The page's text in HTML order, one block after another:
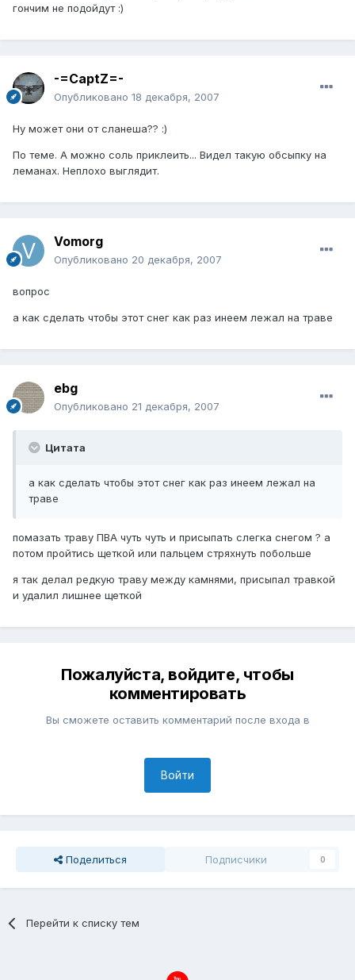
гончим не подойдут :)
-=CaptZ=-
Опубликовано 18 декабря, 2007
Ну может они от сланеша?? :)
По теме. А можно соль приклеить... Видел такую обсыпку на
леманах. Неплохо выглядит.
Vomorg
Опубликовано 20 декабря, 2007
вопрос
а как сделать чтобы этот снег как раз инеем лежал на траве
ebg
Опубликовано 21 декабря, 2007
Цитата
а как сделать чтобы этот снег как раз инеем лежал на
траве
помазать траву ПВА чуть чуть и присыпать слегка снегом ? а
потом пройтись щеткой или пальцем стряхнуть побольше
я так делал редкую траву между камнями, присыпал травкой
и удалил лишнее щеткой
Пожалуйста, войдите, чтобы
комментировать
Вы сможете оставить комментарий после входа в
Войти
Поделиться Подписчики 0
Перейти к списку тем